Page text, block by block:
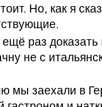
Но, как я
раз
не с
мы заехали в